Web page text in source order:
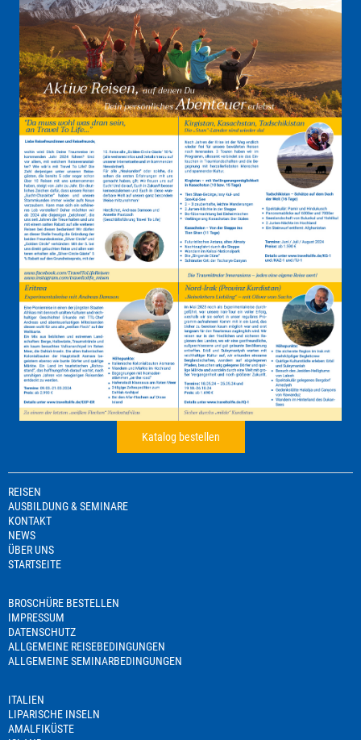
Katalog bestellen
REISEN
AUSBILDUNG & SEMINARE
KONTAKT
NEWS
ÜBER UNS
STARTSEITE
BROSCHÜRE BESTELLEN
IMPRESSUM
DATENSCHUTZ
ALLGEMEINE REISEBEDINGUNGEN
ALLGEMEINE SEMINARBEDINGUNGEN
ITALIEN
LIPARISCHE INSELN
AMALFIKÜSTE